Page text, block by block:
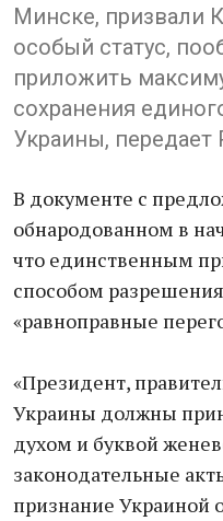
Минске, призвали
особый статус,
приложить
сохранения
Украины,
В документе с
обнародованном в
что единственным
способом
«равноправные
«Президент,
Украины должны
духом и буквой
законодательные
признание Украиной